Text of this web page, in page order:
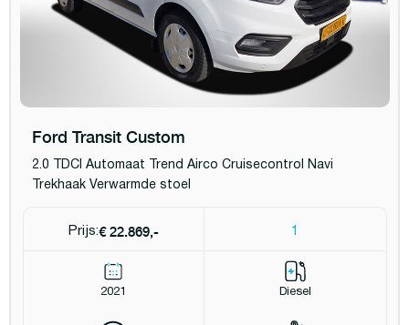
Ford Transit Custom
2.0 TDCI Automaat Trend Airco Cruisecontrol Navi
Trekhaak Verwarmde stoel
Prijs:€ 22.869,- 1
2021 Diesel